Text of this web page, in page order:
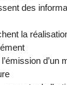
des
la
d’un